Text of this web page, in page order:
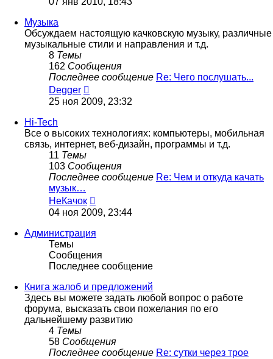
Музыка
Обсуждаем настоящую качковскую музыку, различные
музыкальные стили и направления и т.д.
8 Темы
162 Сообщения
Последнее сообщение Re: Чего послушать...
Degger
к
25 ноя 2009, 23:32
Hi-Tech
Все о высоких технологиях: компьютеры, мобильная
связь, интернет, веб-дизайн, программы и т.д.
11 Темы
103 Сообщения
Последнее сообщение Re: Чем и откуда качать
музык…
НеКачок
к
сообщению
04 ноя 2009, 23:44
Администрация
Темы
Сообщения
Последнее сообщение
Книга жалоб и предложений
Здесь вы можете задать любой вопрос о работе
форума, высказать свои пожелания по его
дальнейшему развитию
4 Темы
58 Сообщения
Последнее сообщение Re: сутки через трое